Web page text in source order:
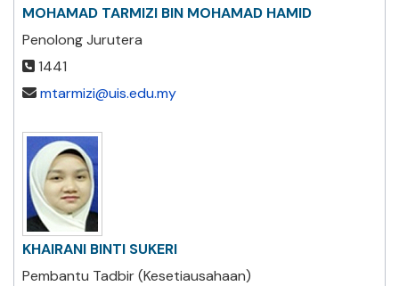
MOHAMAD TARMIZI BIN MOHAMAD HAMID
Penolong Jurutera
1441
mtarmizi@uis.edu.my
KHAIRANI BINTI SUKERI
Pembantu Tadbir (Kesetiausahaan)